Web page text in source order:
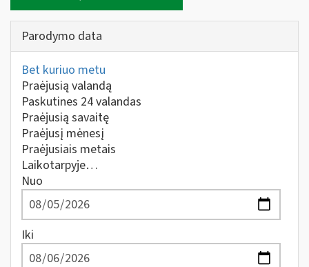
Parodymo data
Bet kuriuo metu
Praėjusią valandą
Paskutines 24 valandas
Praėjusią savaitę
Praėjusį mėnesį
Praėjusiais metais
Laikotarpyje…
Nuo
Iki